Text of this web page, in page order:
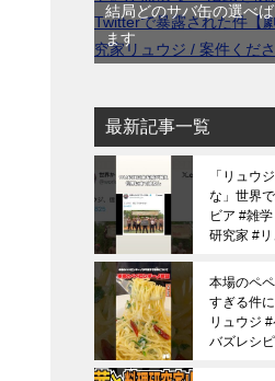
結局どのサバ缶の選べ
ます
最新記事一覧
「リュウ
な」世界
ビア #雑
研究家 #
本場のペ
すぎる件
リュウジ
バズレシ